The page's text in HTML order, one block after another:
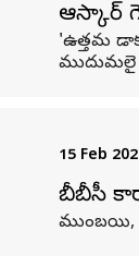
ఆస్కార్
'ఉత్తమ
ముదుమలై
15 Feb
బీబీసీ
ముంబయి,